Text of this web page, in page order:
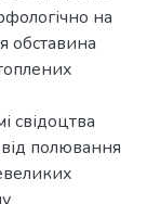
на
обставина
свідоцтва
полювання